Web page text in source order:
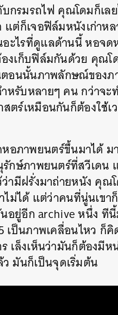
กรมรถไฟ คุณโดมก็เล
แต่ก็เจอฟิล์มหนังเก่า
ะไรที่ดูแลด้านนี้ หอจด
องเก็บฟิล์มกันด้วย คุณ
ตอนนั้นภาพลักษณ์ของ
หรับหลายๆ คน กว่าจ
ตร์เหมือนกันก็ต้องใช้
อภาพยนตร์ขึ้นมาได้
รักษ์ภาพยนตร์ที่สวีเด
ามีฝรั่งมาถ่ายหนัง คุณ
ไม่ได้ แต่ว่าคนที่นู่นเข
นอยู่อีก archive หนึ่ง
เป็นภาพเคลื่อนไหว
เล็งเห็นว่ามันก็ต้อง
มันก็เป็นจุดเริ่มต้น